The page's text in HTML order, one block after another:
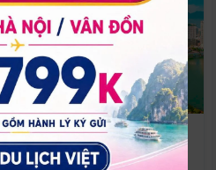
Melia Vinpearl Danang
Riverfront
Đà Nẵng